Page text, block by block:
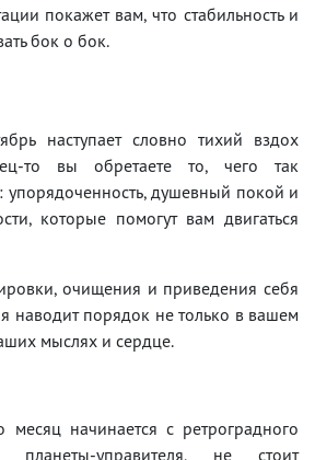
покажет вам, что стабильность и
бок о бок.
наступает словно тихий вздох
то вы обретаете то, чего так
душевный покой и
которые помогут вам двигаться
очищения и приведения себя
наводит порядок не только в вашем
мыслях и сердце.
месяц начинается с ретроградного
управителя, не стоит